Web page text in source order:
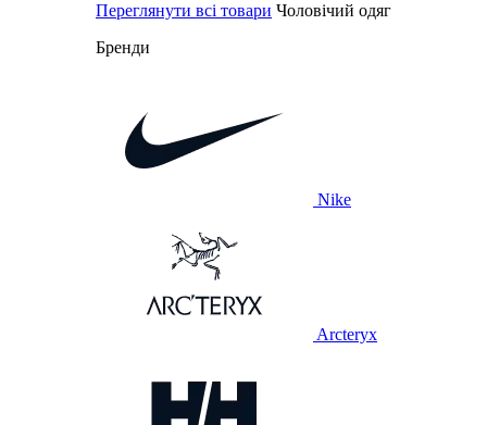
Переглянути всі товари Чоловічий одяг
Бренди
Nike
Arcteryx